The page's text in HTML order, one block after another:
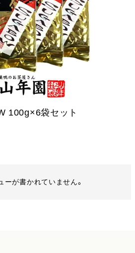
100g×6袋セット
ーが書かれていません。